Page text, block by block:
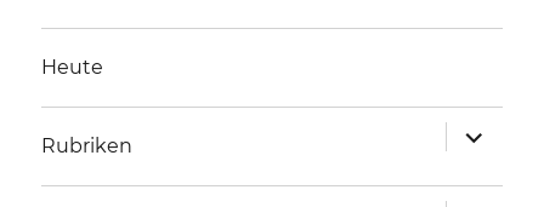
Heute
Rubriken
anzeigen